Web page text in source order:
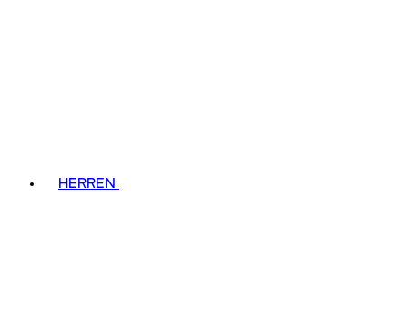
HERREN